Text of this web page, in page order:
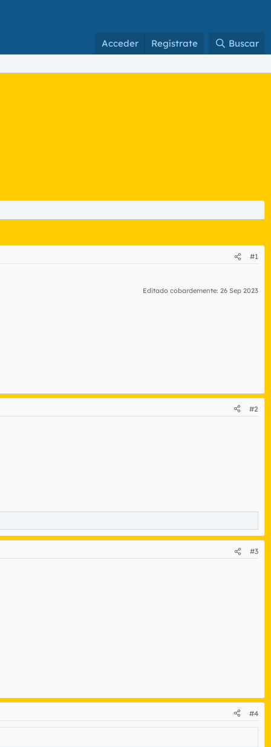
Acceder Regístrate Buscar
#1
Editado cobardemente: 26 Sep 2023
#2
#3
#4